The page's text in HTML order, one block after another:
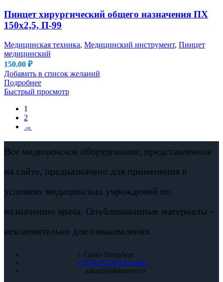
Пинцет хирургический общего назначения ПХ
150х2,5, П-99
Медицинская техника, Медицинский инструмент, Пинцет
медицинский
150.00 ₽
Добавить в список желаний
Подробнее
Быстрый просмотр
1
2
→
Все медицинское оборудование, представленное
на сайте, предназначено для применения в
условиях медицинских учреждений по
назначению врача. Опубликованные материалы –
исключительно для ознакомления.
г. Санкт-Петербург
+79110211133 Евгений
zakaz@deltarezerv.ru